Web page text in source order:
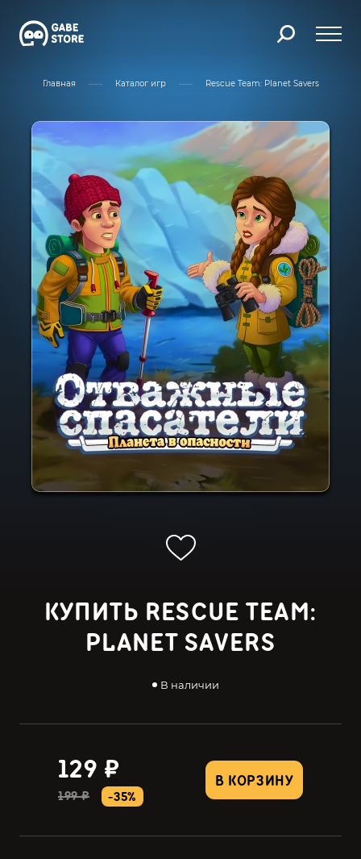
Главная Каталог игр Rescue Team: Planet Savers
КУПИТЬ RESCUE TEAM:
PLANET SAVERS
В наличии
В КОРЗИНУ
129 ₽
199 ₽ -35%